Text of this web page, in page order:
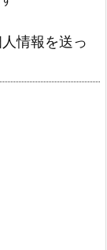
情報を送っ